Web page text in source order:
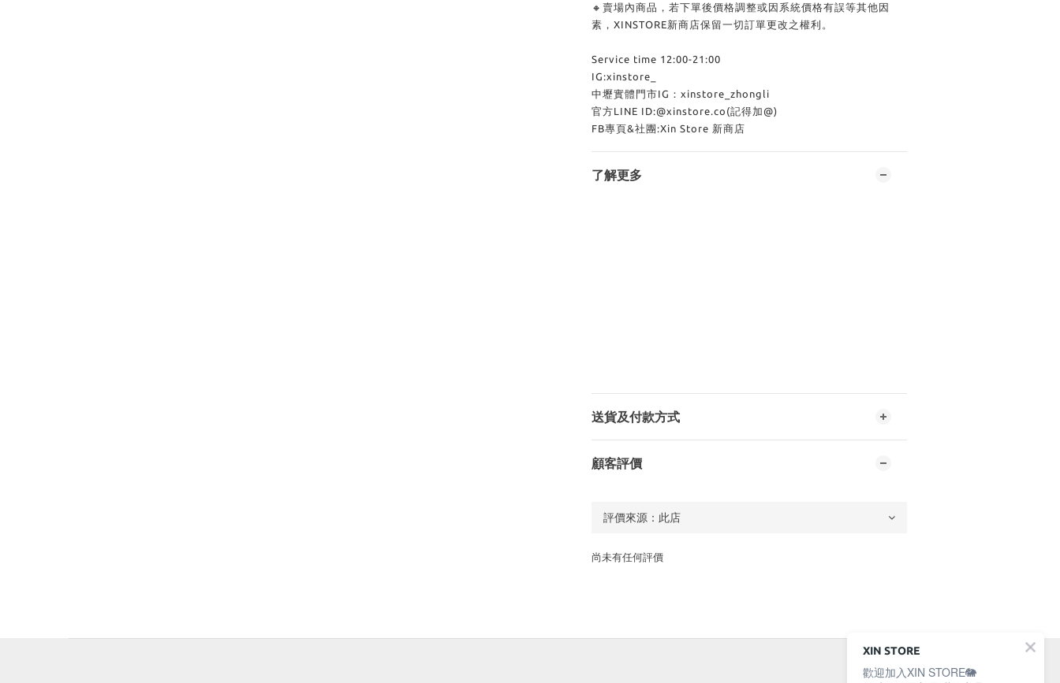
🔸賣場內商品，若下單後價格調整或因系統價格有誤等其他因
素，XINSTORE新商店保留一切訂單更改之權利。
Service time 12:00-21:00
IG:xinstore_
中壢實體門市IG：xinstore_zhongli
官方LINE ID:@xinstore.co(記得加@)
FB專頁&社團:Xin Store 新商店
了解更多
送貨及付款方式
顧客評價
尚未有任何評價
XIN STORE
歡迎加入XIN STORE🐘